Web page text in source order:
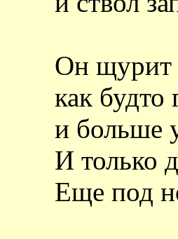
Он щурит
как
и больше
И только
Еще под